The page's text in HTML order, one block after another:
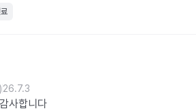
26.7.3
사합니다